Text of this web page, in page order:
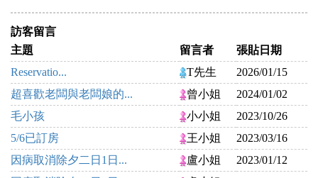
訪客留言
主題
留言者
張貼日期
Reservatio...
T先生
2026/01/15
超喜歡老闆與老闆娘的...
曾小姐
2024/01/02
毛小孩
小小姐
2023/10/26
5/6已訂房
王小姐
2023/03/16
因病取消除夕二日1日...
盧小姐
2023/01/12